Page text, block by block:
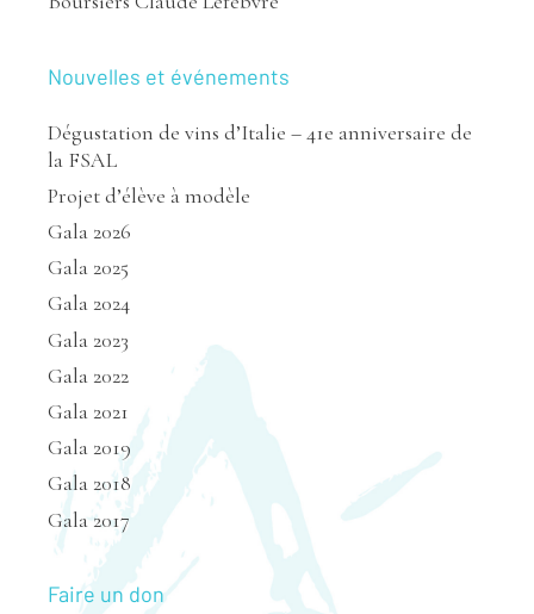
Nouvelles et événements
Dégustation de vins d’Italie – 41e anniversaire de
la FSAL
Projet d’élève à modèle
Gala 2026
Gala 2025
Gala 2024
Gala 2023
Gala 2022
Gala 2021
Gala 2019
Gala 2018
Gala 2017
Faire un don